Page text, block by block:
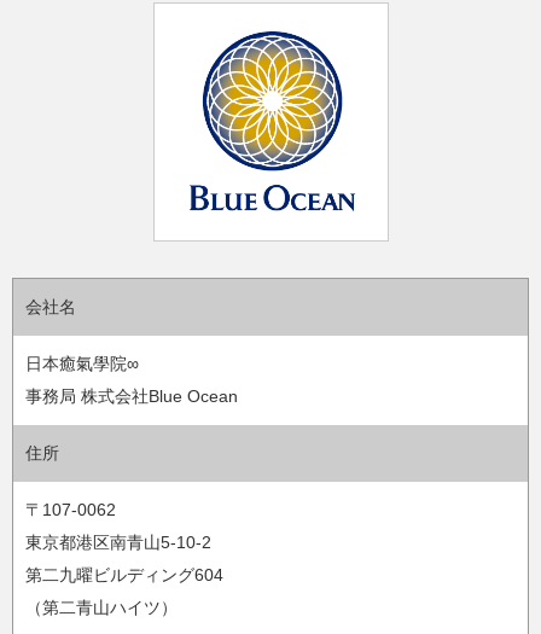
会社名
日本癒氣學院∞
事務局 株式会社Blue Ocean
住所
〒107-0062
東京都港区南青山5-10-2
第二九曜ビルディング604
（第二青山ハイツ）